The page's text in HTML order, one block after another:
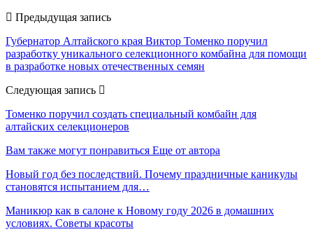
Предыдущая запись
Губернатор Алтайского края Виктор Томенко поручил
разработку уникального селекционного комбайна для помощи
в разработке новых отечественных семян
Следующая запись
Томенко поручил создать специальный комбайн для
алтайских селекционеров
Вам также могут понравиться Еще от автора
Новый год без последствий. Почему праздничные каникулы
становятся испытанием для…
Маникюр как в салоне к Новому году 2026 в домашних
условиях. Советы красоты